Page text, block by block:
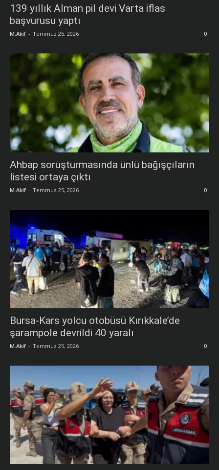
139 yıllık Alman pil devi Varta iflas
başvurusu yaptı
M.Akif - Temmuz 25, 2026 0
Ahbap soruşturmasında ünlü bağışçıların
listesi ortaya çıktı
M.Akif - Temmuz 25, 2026 0
Bursa-Kars yolcu otobüsü Kırıkkale’de
şarampole devrildi 40 yaralı
M.Akif - Temmuz 25, 2026 0